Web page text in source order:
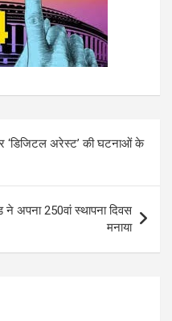
‘डिजिटल अरेस्ट’ की घटनाओं के
ने अपना 250वां स्थापना दिवस
मनाया